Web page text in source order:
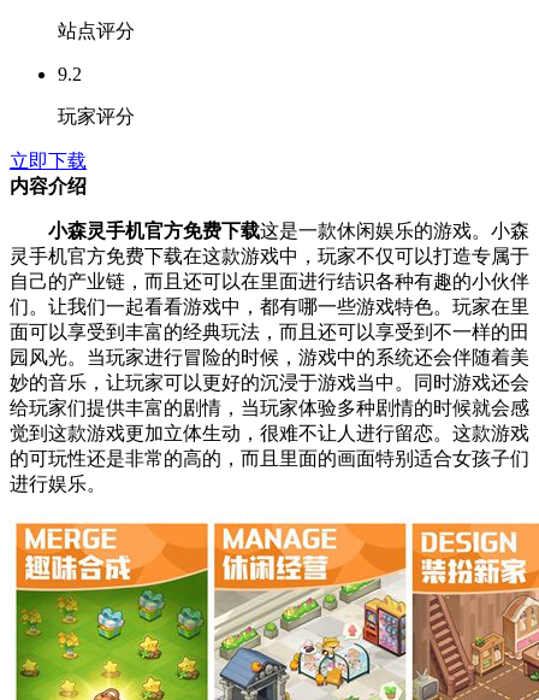
站点评分
9.2
玩家评分
立即下载
内容介绍
小森灵手机官方免费下载这是一款休闲娱乐的游戏。小森
灵手机官方免费下载在这款游戏中，玩家不仅可以打造专属于
自己的产业链，而且还可以在里面进行结识各种有趣的小伙伴
们。让我们一起看看游戏中，都有哪一些游戏特色。玩家在里
面可以享受到丰富的经典玩法，而且还可以享受到不一样的田
园风光。当玩家进行冒险的时候，游戏中的系统还会伴随着美
妙的音乐，让玩家可以更好的沉浸于游戏当中。同时游戏还会
给玩家们提供丰富的剧情，当玩家体验多种剧情的时候就会感
觉到这款游戏更加立体生动，很难不让人进行留恋。这款游戏
的可玩性还是非常的高的，而且里面的画面特别适合女孩子们
进行娱乐。